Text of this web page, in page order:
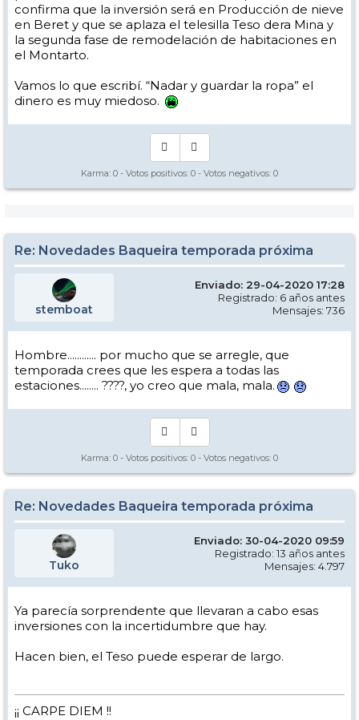
confirma que la inversión será en Producción de nieve
en Beret y que se aplaza el telesilla Teso dera Mina y
la segunda fase de remodelación de habitaciones en
el Montarto.
Vamos lo que escribí. “Nadar y guardar la ropa” el
dinero es muy miedoso.
Karma: 0 - Votos positivos: 0 - Votos negativos: 0
Re: Novedades Baqueira temporada próxima
stemboat
Enviado: 29-04-2020 17:28
Registrado: 6 años antes
Mensajes: 736
Hombre............ por mucho que se arregle, que
temporada crees que les espera a todas las
estaciones........ ????, yo creo que mala, mala.
Karma: 0 - Votos positivos: 0 - Votos negativos: 0
Re: Novedades Baqueira temporada próxima
Tuko
Enviado: 30-04-2020 09:59
Registrado: 13 años antes
Mensajes: 4.797
Ya parecía sorprendente que llevaran a cabo esas
inversiones con la incertidumbre que hay.
Hacen bien, el Teso puede esperar de largo.
¡¡ CARPE DIEM !!